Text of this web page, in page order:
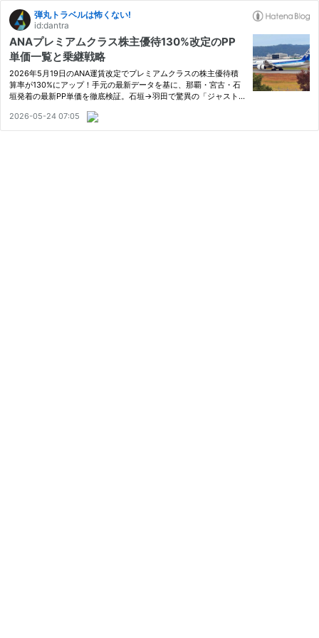
弾丸トラベルは怖くない!
id:dantra
ANAプレミアムクラス株主優待130%改定のPP
単価一覧と乗継戦略
2026年5月19日のANA運賃改定でプレミアムクラスの株主優待積
算率が130%にアップ！手元の最新データを基に、那覇・宮古・石
垣発着の最新PP単価を徹底検証。石垣→羽田で驚異の「ジャスト4,
ます。
2026-05-24 07:05